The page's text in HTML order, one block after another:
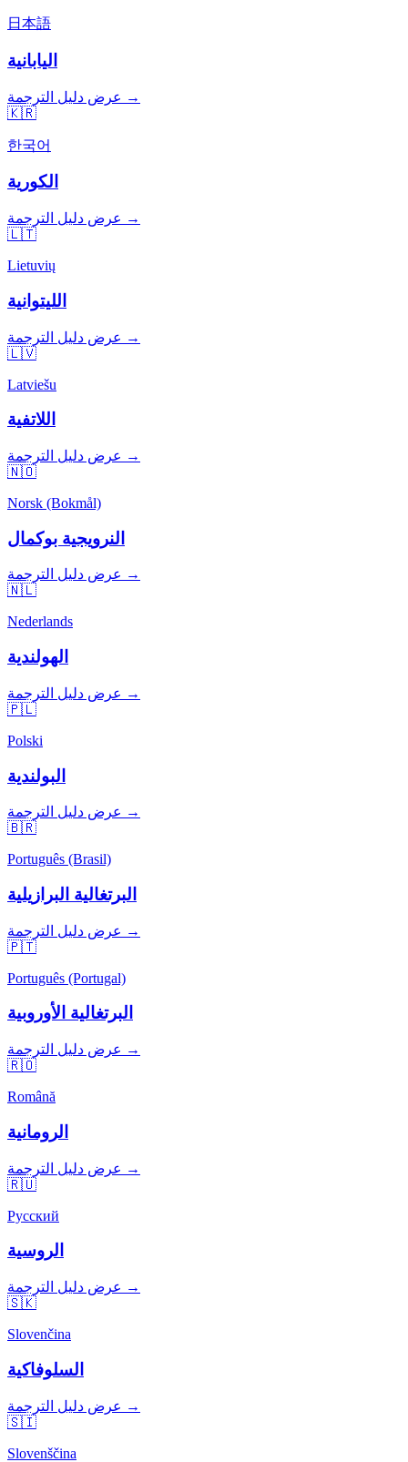
日本語
اليابانية
عرض دليل الترجمة →
🇰🇷
한국어
الكورية
عرض دليل الترجمة →
🇱🇹
Lietuvių
الليتوانية
عرض دليل الترجمة →
🇱🇻
Latviešu
اللاتفية
عرض دليل الترجمة →
🇳🇴
Norsk (Bokmål)
النرويجية بوكمال
عرض دليل الترجمة →
🇳🇱
Nederlands
الهولندية
عرض دليل الترجمة →
🇵🇱
Polski
البولندية
عرض دليل الترجمة →
🇧🇷
Português (Brasil)
البرتغالية البرازيلية
عرض دليل الترجمة →
🇵🇹
Português (Portugal)
البرتغالية الأوروبية
عرض دليل الترجمة →
🇷🇴
Română
الرومانية
عرض دليل الترجمة →
🇷🇺
Русский
الروسية
عرض دليل الترجمة →
🇸🇰
Slovenčina
السلوفاكية
عرض دليل الترجمة →
🇸🇮
Slovenščina